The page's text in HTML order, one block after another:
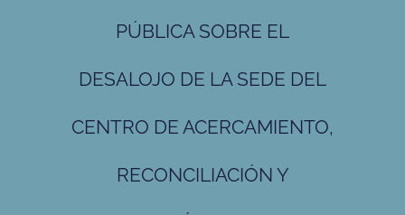
PÚBLICA SOBRE EL
DESALOJO DE LA SEDE DEL
CENTRO DE ACERCAMIENTO,
RECONCILIACIÓN Y